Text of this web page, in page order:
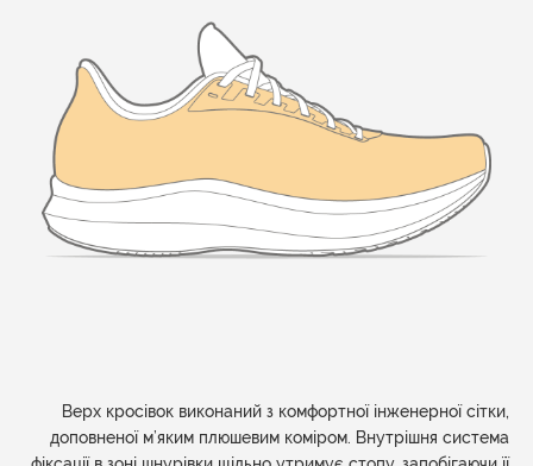
Верх кросівок виконаний з комфортної інженерної сітки,
доповненої м’яким плюшевим коміром. Внутрішня система